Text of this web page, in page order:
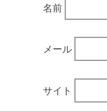
名前
メール
サイト